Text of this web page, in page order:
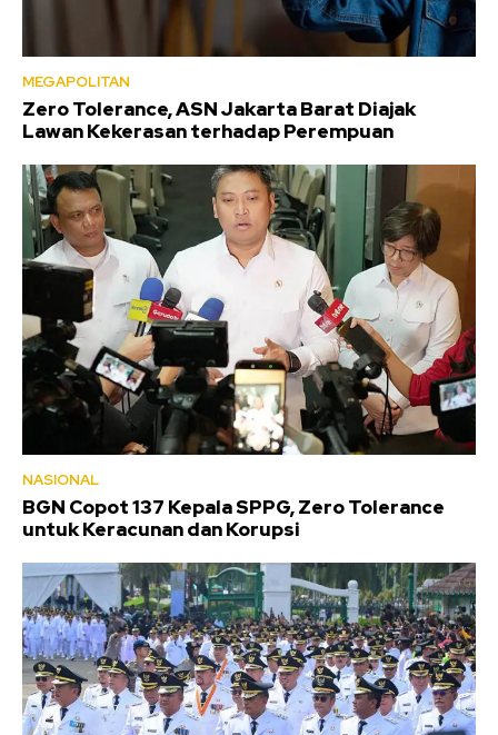
MEGAPOLITAN
Zero Tolerance, ASN Jakarta Barat Diajak
Lawan Kekerasan terhadap Perempuan
NASIONAL
BGN Copot 137 Kepala SPPG, Zero Tolerance
untuk Keracunan dan Korupsi